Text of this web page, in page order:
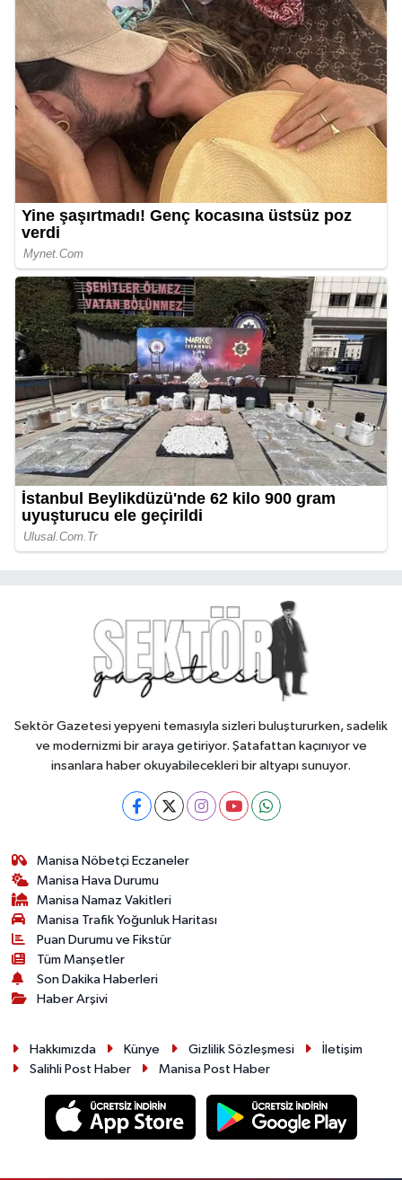
Sektör Gazetesi yepyeni temasıyla sizleri buluştururken, sadelik
ve modernizmi bir araya getiriyor. Şatafattan kaçınıyor ve
insanlara haber okuyabilecekleri bir altyapı sunuyor.
Manisa Nöbetçi Eczaneler
Manisa Hava Durumu
Manisa Namaz Vakitleri
Manisa Trafik Yoğunluk Haritası
Puan Durumu ve Fikstür
Tüm Manşetler
Son Dakika Haberleri
Haber Arşivi
Hakkımızda Künye Gizlilik Sözleşmesi
İletişim
Salihli Post Haber
Manisa Post Haber